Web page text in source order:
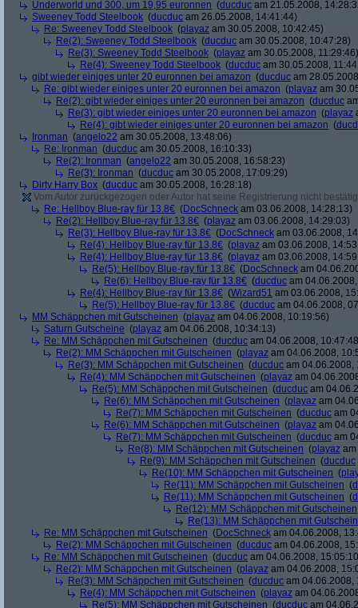
Underworld und 300, um 19,95 euronnen (ducduc am 21.05.2008,
Sweeney Todd Steelbook (ducduc am 26.05.2008, 14:41:44)
Re: Sweeney Todd Steelbook (playaz am 30.05.2008, 10:42:45)
Re(2): Sweeney Todd Steelbook (ducduc am 30.05.2008, 10:47:28)
Re(3): Sweeney Todd Steelbook (playaz am 30.05.2008, 11:29:46)
Re(4): Sweeney Todd Steelbook (ducduc am 30.05.2008,
gibt wieder einiges unter 20 euronnen bei amazon (ducduc am
Re: gibt wieder einiges unter 20 euronnen bei amazon (playaz am
Re(2): gibt wieder einiges unter 20 euronnen bei amazon (ducduc
Re(3): gibt wieder einiges unter 20 euronnen bei amazon (playaz
Re(4): gibt wieder einiges unter 20 euronnen bei amazon (
Ironman (angelo22 am 30.05.2008, 13:48:06)
Re: Ironman (ducduc am 30.05.2008, 16:10:33)
Re(2): Ironman (angelo22 am 30.05.2008, 16:58:23)
Re(3): Ironman (ducduc am 30.05.2008, 17:09:29)
Dirty Harry Box (ducduc am 30.05.2008, 16:28:18)
Vom Autor zurückgezogen oder Autor hat seine Registrierung nicht
Re: Hellboy Blue-ray für 13.8€ (DocSchneck am 03.06.2008, 14:28:13)
Re(2): Hellboy Blue-ray für 13.8€ (playaz am 03.06.2008, 14:29:03)
Re(3): Hellboy Blue-ray für 13.8€ (DocSchneck am 03.06.2008,
Re(4): Hellboy Blue-ray für 13.8€ (playaz am 03.06.2008,
Re(4): Hellboy Blue-ray für 13.8€ (playaz am 03.06.2008,
Re(5): Hellboy Blue-ray für 13.8€ (DocSchneck am
Re(6): Hellboy Blue-ray für 13.8€ (ducduc am
Re(4): Hellboy Blue-ray für 13.8€ (Wizard51 am 03.06.2008,
Re(5): Hellboy Blue-ray für 13.8€ (ducduc am 04.06.2008,
MM Schäppchen mit Gutscheinen (playaz am 04.06.2008, 10:19:56)
Saturn Gutscheine (playaz am 04.06.2008, 10:34:13)
Re: MM Schäppchen mit Gutscheinen (ducduc am 04.06.2008,
Re(2): MM Schäppchen mit Gutscheinen (playaz am 04.06.2008,
Re(3): MM Schäppchen mit Gutscheinen (ducduc am 04.06.2008,
Re(4): MM Schäppchen mit Gutscheinen (playaz am
Re(5): MM Schäppchen mit Gutscheinen (ducduc am
Re(6): MM Schäppchen mit Gutscheinen (playaz am
Re(7): MM Schäppchen mit Gutscheinen (ducduc am
Re(6): MM Schäppchen mit Gutscheinen (playaz am
Re(7): MM Schäppchen mit Gutscheinen (ducduc am
Re(8): MM Schäppchen mit Gutscheinen (playaz
Re(9): MM Schäppchen mit Gutscheinen (ducduc
Re(10): MM Schäppchen mit Gutscheinen (
Re(11): MM Schäppchen mit Gutscheinen (
Re(11): MM Schäppchen mit Gutscheinen (
Re(12): MM Schäppchen mit Gutscheinen
Re(13): MM Schäppchen mit
Re: MM Schäppchen mit Gutscheinen (DocSchneck am 04.06.2008,
Re(2): MM Schäppchen mit Gutscheinen (ducduc am 04.06.2008,
Re: MM Schäppchen mit Gutscheinen (ducduc am 04.06.2008,
Re(2): MM Schäppchen mit Gutscheinen (playaz am 04.06.2008,
Re(3): MM Schäppchen mit Gutscheinen (ducduc am 04.06.2008,
Re(4): MM Schäppchen mit Gutscheinen (playaz am
Re(5): MM Schäppchen mit Gutscheinen (ducduc am